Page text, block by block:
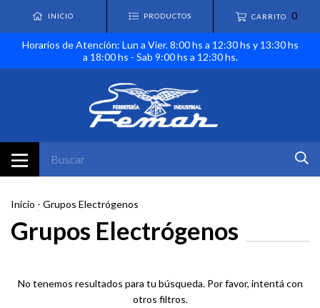
INICIO PRODUCTOS CARRITO 0
Horarios de Atención: Lun a Vier. 8:00 hs a 12:30 hs y 13:30 hs
a 18:00 hs - Sab 9:00 hs a 12:30 hs.
Inicio - Grupos Electrógenos
Grupos Electrógenos
No tenemos resultados para tu búsqueda. Por favor, intentá con
otros filtros.